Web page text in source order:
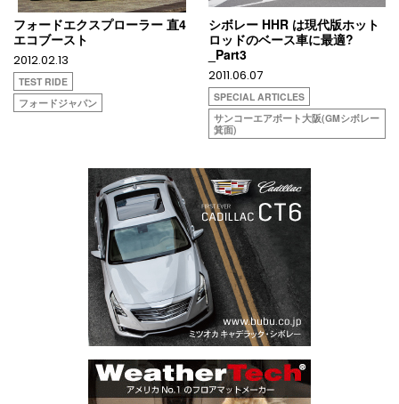
フォードエクスプローラー 直4
エコブースト
2012.02.13
TEST RIDE
フォードジャパン
シボレー HHR は現代版ホット
ロッドのベース車に最適?
_Part3
2011.06.07
SPECIAL ARTICLES
サンコーエアポート大阪(GMシボレー
箕面)